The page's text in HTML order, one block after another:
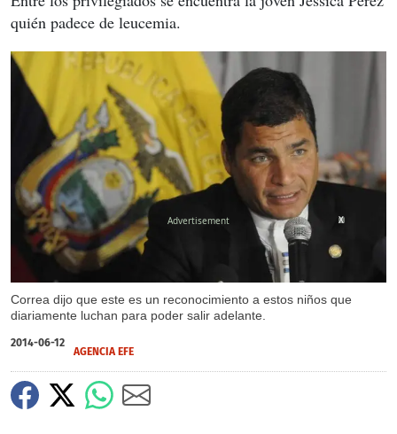
quién padece de leucemia.
Correa dijo que este es un reconocimiento a estos niños que
diariamente luchan para poder salir adelante.
X
2014-06-12
AGENCIA EFE